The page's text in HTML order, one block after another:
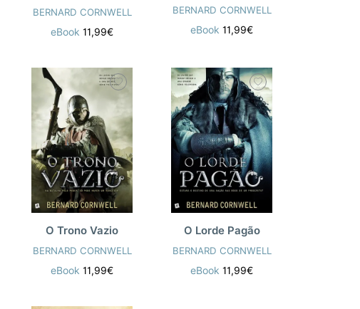
BERNARD CORNWELL
eBook 11,99€
BERNARD CORNWELL
eBook 11,99€
O Trono Vazio
BERNARD CORNWELL
eBook 11,99€
O Lorde Pagão
BERNARD CORNWELL
eBook 11,99€